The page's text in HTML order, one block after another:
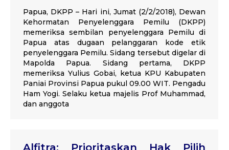
Papua, DKPP – Hari ini, Jumat (2/2/2018), Dewan
Kehormatan Penyelenggara Pemilu (DKPP)
memeriksa sembilan penyelenggara Pemilu di
Papua atas dugaan pelanggaran kode etik
penyelenggara Pemilu. Sidang tersebut digelar di
Mapolda Papua. Sidang pertama, DKPP
memeriksa Yulius Gobai, ketua KPU Kabupaten
Paniai Provinsi Papua pukul 09.00 WIT. Pengadu
Ham Yogi. Selaku ketua majelis Prof Muhammad,
dan anggota
Alfitra: Prioritaskan Hak Pilih